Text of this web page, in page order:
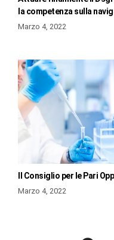
la competenza sulla
Marzo 4, 2022
Il Consiglio per le Pari
Marzo 4, 2022